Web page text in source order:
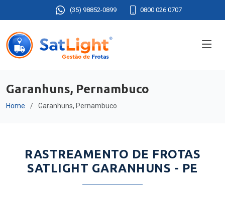
(35) 98852-0899 0800 026 0707
Garanhuns, Pernambuco
Home Garanhuns, Pernambuco
RASTREAMENTO DE FROTAS
SATLIGHT GARANHUNS - PE